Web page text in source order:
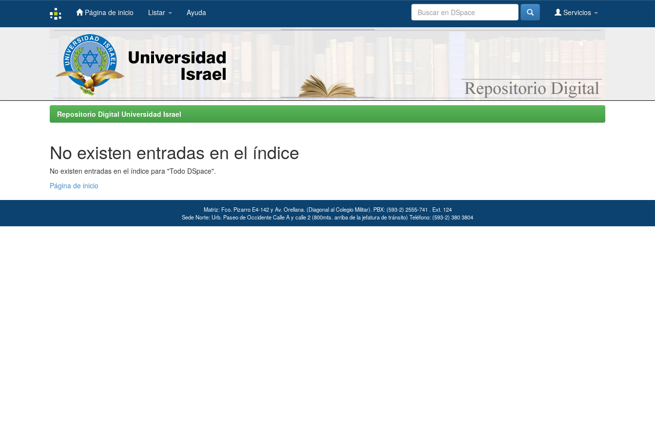
Skip
Página de inicio Listar Ayuda Servicios
Repositorio Digital Universidad Israel
No existen entradas en el índice
No existen entradas en el índice para "Todo DSpace".
Página de inicio
Matriz: Fco. Pizarro E4-142 y Av. Orellana. (Diagonal al Colegio Militar). PBX: (593-2) 2555-741 . Ext. 124
Sede Norte: Urb. Paseo de Occidente Calle A y calle 2 (800mts. arriba de la jefatura de tránsito) Teléfono: (593-2) 380 3804